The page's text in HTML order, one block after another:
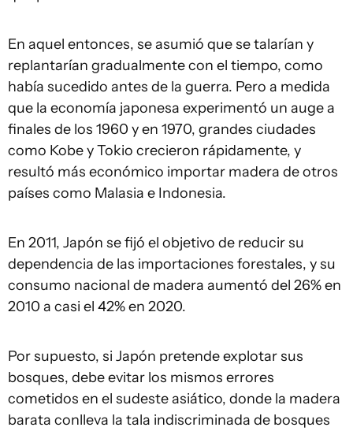
En aquel entonces, se asumió que se talarían y
replantarían gradualmente con el tiempo, como
había sucedido antes de la guerra. Pero a medida
que la economía japonesa experimentó un auge a
finales de los 1960 y en 1970, grandes ciudades
como Kobe y Tokio crecieron rápidamente, y
resultó más económico importar madera de otros
países como Malasia e Indonesia.
En 2011, Japón se fijó el objetivo de reducir su
dependencia de las importaciones forestales, y su
consumo nacional de madera aumentó del 26% en
2010 a casi el 42% en 2020.
Por supuesto, si Japón pretende explotar sus
bosques, debe evitar los mismos errores
cometidos en el sudeste asiático, donde la madera
barata conlleva la tala indiscriminada de bosques